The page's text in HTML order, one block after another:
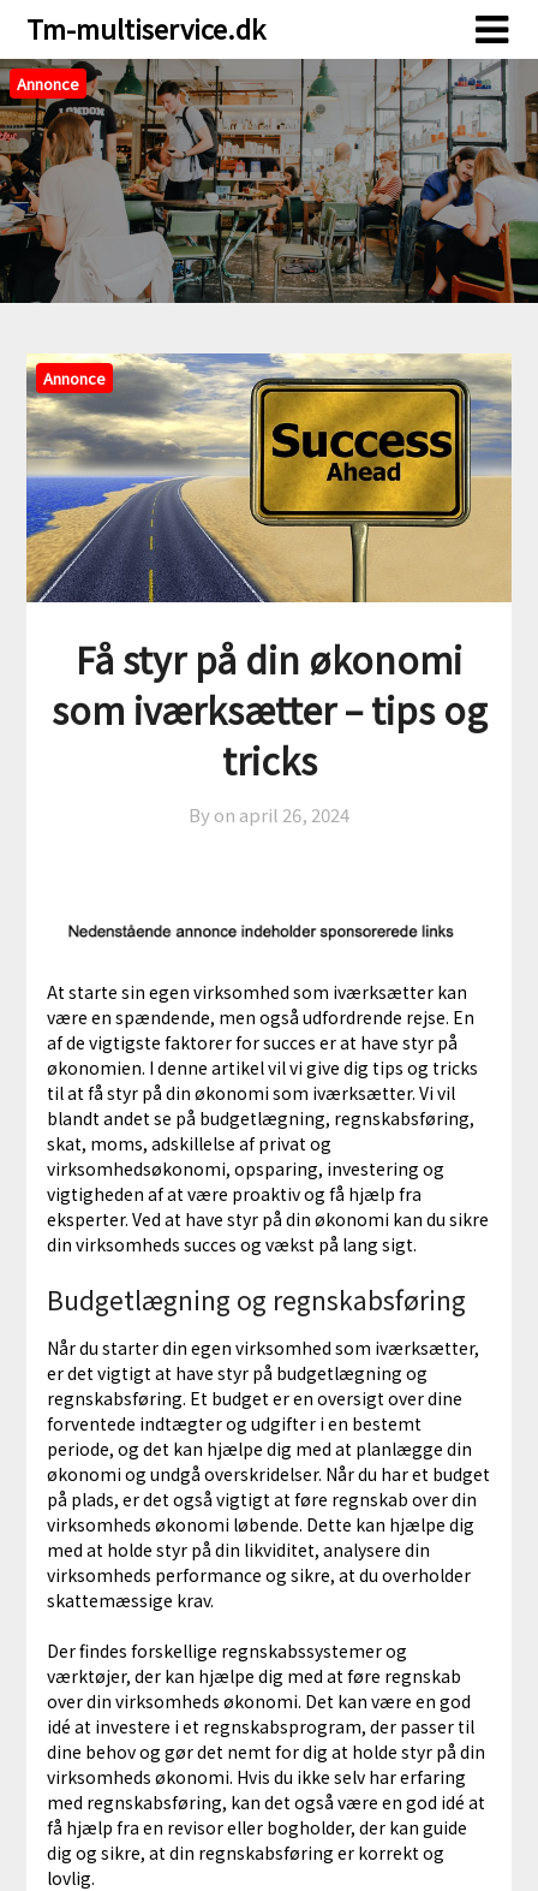
Skip
content
Skip
content
Tm-multiservice.dk
Annonce
Annonce
Få styr på din økonomi
som iværksætter – tips og
tricks
By on april 26, 2024
At starte sin egen virksomhed som iværksætter kan
være en spændende, men også udfordrende rejse. En
af de vigtigste faktorer for succes er at have styr på
økonomien. I denne artikel vil vi give dig tips og tricks
til at få styr på din økonomi som iværksætter. Vi vil
blandt andet se på budgetlægning, regnskabsføring,
skat, moms, adskillelse af privat og
virksomhedsøkonomi, opsparing, investering og
vigtigheden af at være proaktiv og få hjælp fra
eksperter. Ved at have styr på din økonomi kan du sikre
din virksomheds succes og vækst på lang sigt.
Budgetlægning og regnskabsføring
Når du starter din egen virksomhed som iværksætter,
er det vigtigt at have styr på budgetlægning og
regnskabsføring. Et budget er en oversigt over dine
forventede indtægter og udgifter i en bestemt
periode, og det kan hjælpe dig med at planlægge din
økonomi og undgå overskridelser. Når du har et budget
på plads, er det også vigtigt at føre regnskab over din
virksomheds økonomi løbende. Dette kan hjælpe dig
med at holde styr på din likviditet, analysere din
virksomheds performance og sikre, at du overholder
skattemæssige krav.
Der findes forskellige regnskabssystemer og
værktøjer, der kan hjælpe dig med at føre regnskab
over din virksomheds økonomi. Det kan være en god
idé at investere i et regnskabsprogram, der passer til
dine behov og gør det nemt for dig at holde styr på din
virksomheds økonomi. Hvis du ikke selv har erfaring
med regnskabsføring, kan det også være en god idé at
få hjælp fra en revisor eller bogholder, der kan guide
dig og sikre, at din regnskabsføring er korrekt og
lovlig.